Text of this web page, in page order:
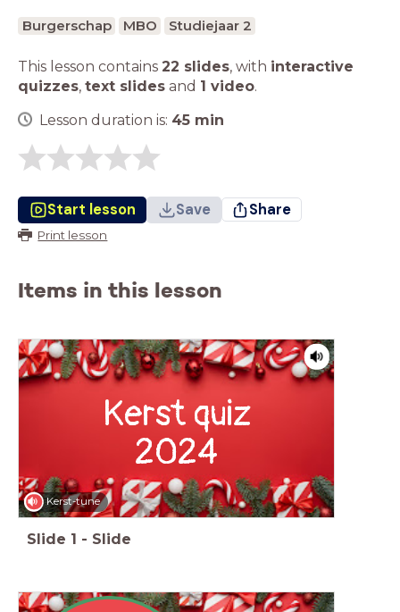
Burgerschap MBO Studiejaar 2
This lesson contains 22 slides, with interactive
quizzes, text slides and 1 video.
Lesson duration is: 45 min
Start lesson Save Share
Print lesson
Items in this lesson
Kerst quiz
2024
Kerst-tune
Slide 1 - Slide